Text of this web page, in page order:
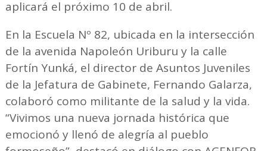
aplicará el próximo 10 de abril.
En la Escuela Nº 82, ubicada en la intersección
de la avenida Napoleón Uriburu y la calle
Fortín Yunká, el director de Asuntos Juveniles
de la Jefatura de Gabinete, Fernando Galarza,
colaboró como militante de la salud y la vida.
“Vivimos una nueva jornada histórica que
emocionó y llenó de alegría al pueblo